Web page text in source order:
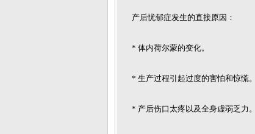
产后忧郁症发生的直接原因：
* 体内荷尔蒙的变化。
* 生产过程引起过度的害怕和惊慌。
* 产后伤口太疼以及全身虚弱乏力。